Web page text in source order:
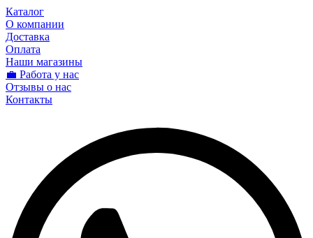
Каталог
О компании
Доставка
Оплата
Наши магазины
💼 Работа у нас
Отзывы о нас
Контакты